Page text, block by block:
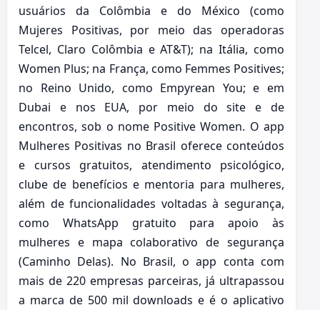
usuários da Colômbia e do México (como
Mujeres Positivas, por meio das operadoras
Telcel, Claro Colômbia e AT&T); na Itália, como
Women Plus; na França, como Femmes Positives;
no Reino Unido, como Empyrean You; e em
Dubai e nos EUA, por meio do site e de
encontros, sob o nome Positive Women. O app
Mulheres Positivas no Brasil oferece conteúdos
e cursos gratuitos, atendimento psicológico,
clube de benefícios e mentoria para mulheres,
além de funcionalidades voltadas à segurança,
como WhatsApp gratuito para apoio às
mulheres e mapa colaborativo de segurança
(Caminho Delas). No Brasil, o app conta com
mais de 220 empresas parceiras, já ultrapassou
a marca de 500 mil downloads e é o aplicativo